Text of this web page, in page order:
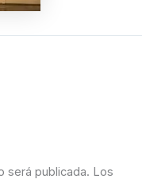
será publicada. Los